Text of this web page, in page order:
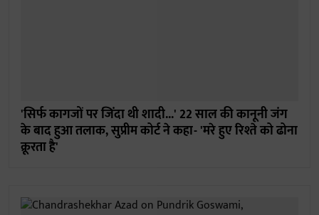
'सिर्फ कागजों पर जिंदा थी शादी...' 22 साल की कानूनी जंग
के बाद हुआ तलाक, सुप्रीम कोर्ट ने कहा- 'मरे हुए रिश्ते को ढोना
क्रूरता है'